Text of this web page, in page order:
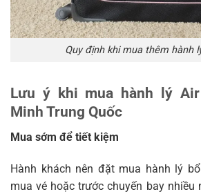
Quy định khi mua thêm hành
Lưu ý khi mua hành lý
Minh Trung Quốc
Mua sớm để tiết kiệm
Hành khách nên đặt mua hành lý
mua vé hoặc trước chuyến bay nhiều